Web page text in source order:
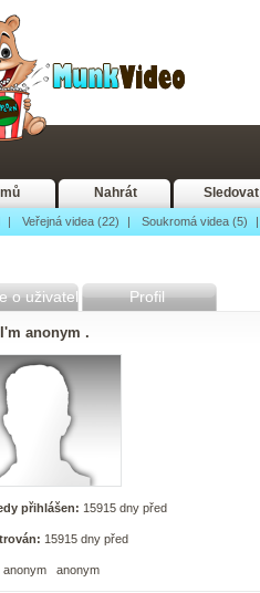
Nahrát Sledovat
| Veřejná videa (22) | Soukromá videa (5) |
o uživateli Profil
anonym .
přihlášen: 15915 dny před
15915 dny před
anonym anonym